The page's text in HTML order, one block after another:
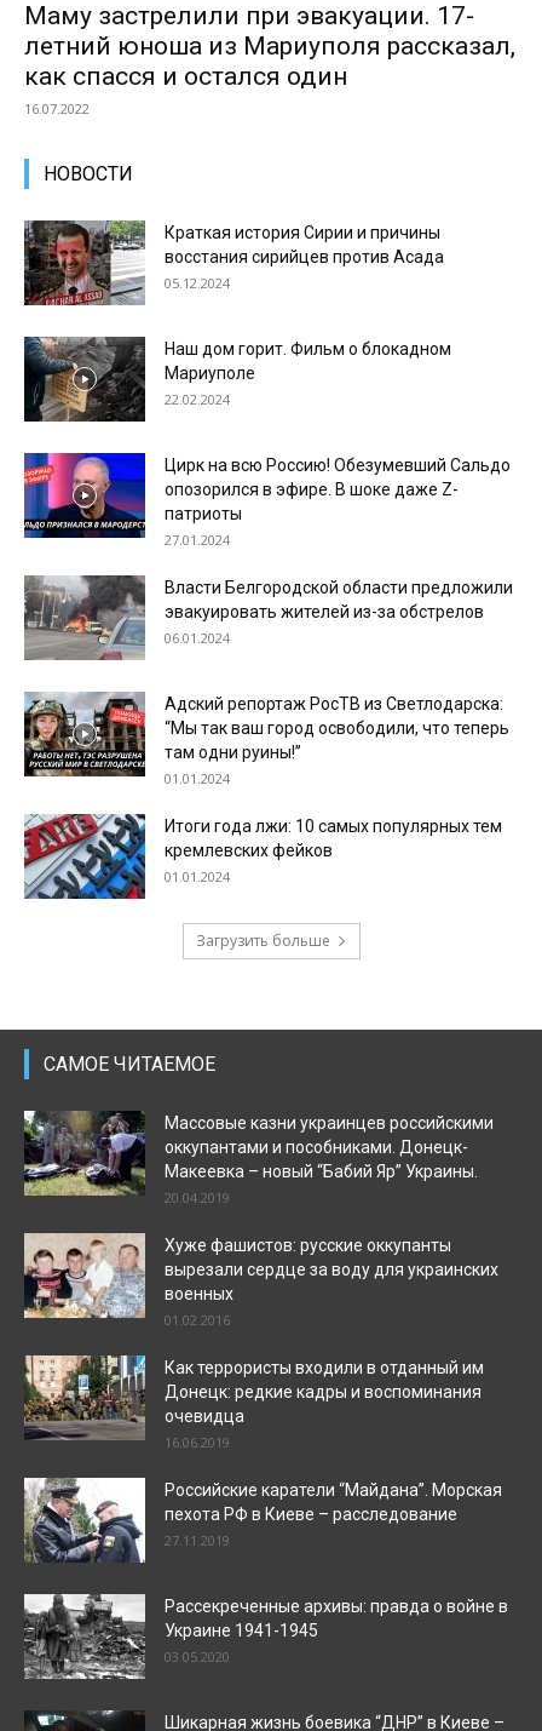
Маму застрелили при эвакуации. 17-
летний юноша из Мариуполя рассказал,
как спасся и остался один
16.07.2022
НОВОСТИ
Краткая история Сирии и причины
восстания сирийцев против Асада
05.12.2024
Наш дом горит. Фильм о блокадном
Мариуполе
22.02.2024
Цирк на всю Россию! Обезумевший Сальдо
опозорился в эфире. В шоке даже Z-
патриоты
27.01.2024
Власти Белгородской области предложили
эвакуировать жителей из-за обстрелов
06.01.2024
Адский репортаж РосТВ из Светлодарска:
“Мы так ваш город освободили, что теперь
там одни руины!”
01.01.2024
Итоги года лжи: 10 самых популярных тем
кремлевских фейков
01.01.2024
Загрузить больше
САМОЕ ЧИТАЕМОЕ
Массовые казни украинцев российскими
оккупантами и пособниками. Донецк-
Макеевка – новый “Бабий Яр” Украины.
20.04.2019
Хуже фашистов: русские оккупанты
вырезали сердце за воду для украинских
военных
01.02.2016
Как террористы входили в отданный им
Донецк: редкие кадры и воспоминания
очевидца
16.06.2019
Российские каратели “Майдана”. Морская
пехота РФ в Киеве – расследование
27.11.2019
Рассекреченные архивы: правда о войне в
Украине 1941-1945
03.05.2020
Шикарная жизнь боевика “ДНР” в Киеве –